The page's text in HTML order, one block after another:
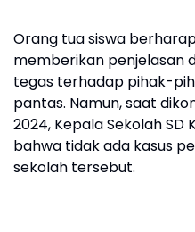
Orang tua siswa
memberikan penjelasan
tegas terhadap pihak-
pantas. Namun, saat
2024, Kepala Sekolah SD
bahwa tidak ada kasus
sekolah tersebut.